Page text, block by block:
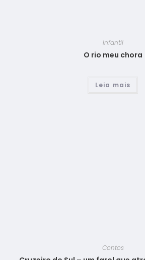
Infantil
O rio meu chora
Leia mais
Contos